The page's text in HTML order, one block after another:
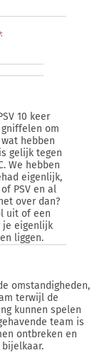
:
10 keer
om
hebben
gelijk tegen
We hebben
eigenlijk,
PSV en al
over dan?
uit of een
je eigenlijk
liggen.
omstandigheden,
terwijl de
kunnen spelen
team is
ontbreken en